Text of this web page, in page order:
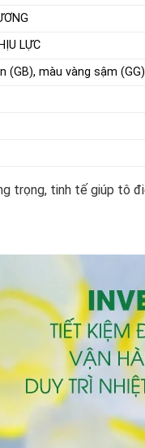
LỰC
(GB), màu vàng sậm (GG)
trọng, tinh tế giúp tô